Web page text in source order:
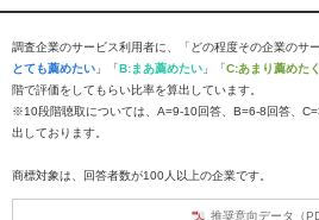
調査企業のサービス利用者に、「どの程度その企業のサ
とても薦めたい 」「B:まあ薦めたい 」「C:あまり薦めた
階で評価をしてもらい比率を算出しています。
※10段階聴取については、A=9-10回答、B=6-8回答、
出しております。
商標対象は、回答者数が100人以上の企業です。
推奨意向データ（